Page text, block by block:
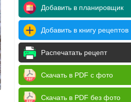
Добавить в планировщик
Добавить в книгу рецептов
Распечатать рецепт
Скачать в PDF с фото
Скачать в PDF без фото